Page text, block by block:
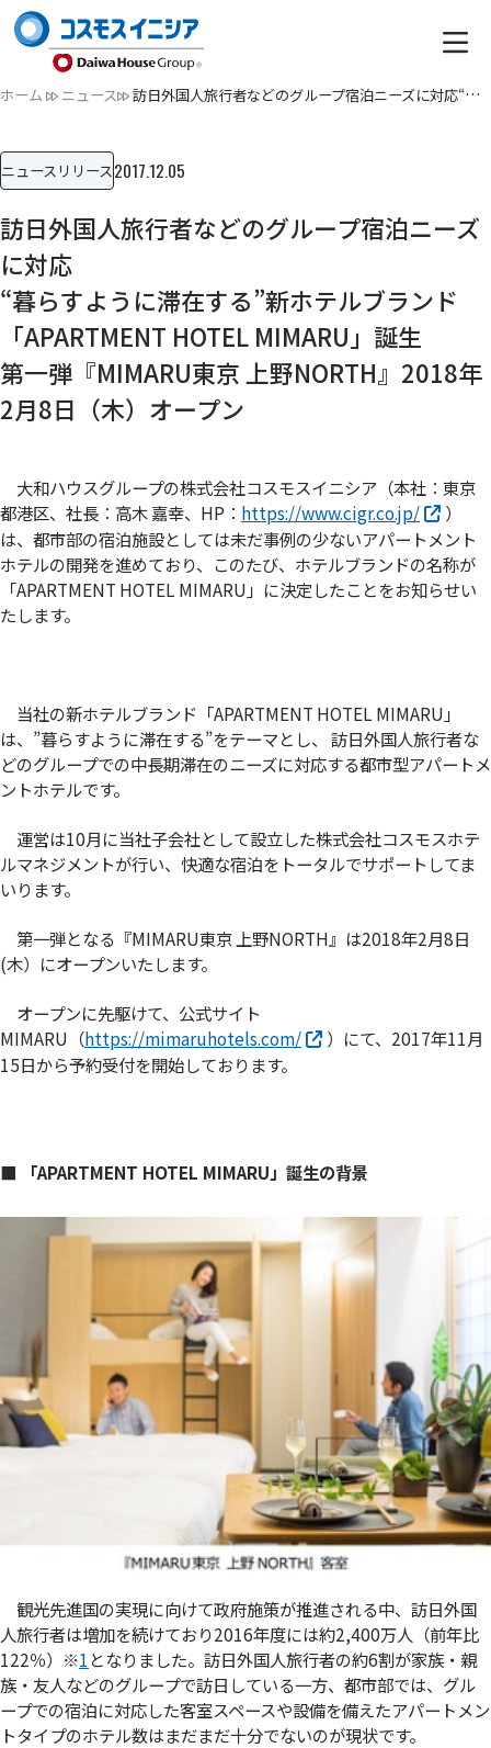
ホーム ニュース 訪日外国人旅行者などのグループ宿泊ニーズに対応“暮らす…
ニュースリリース2017.12.05
訪日外国人旅行者などのグループ宿泊ニーズ
に対応
“暮らすように滞在する”新ホテルブランド
「APARTMENT HOTEL MIMARU」誕生
第一弾『MIMARU東京 上野NORTH』2018年
2月8日（木）オープン
大和ハウスグループの株式会社コスモスイニシア（本社：東京
都港区、社長：高木 嘉幸、HP： https://www.cigr.co.jp/
）
は、都市部の宿泊施設としては未だ事例の少ないアパートメント
ホテルの開発を進めており、このたび、ホテルブランドの名称が
「APARTMENT HOTEL MIMARU」に決定したことをお知らせい
たします。
当社の新ホテルブランド「APARTMENT HOTEL MIMARU」
は、”暮らすように滞在する”をテーマとし、 訪日外国人旅行者な
どのグループでの中長期滞在のニーズに対応する都市型アパートメ
ントホテルです。
運営は10月に当社子会社として設立した株式会社コスモスホテ
ルマネジメントが行い、快適な宿泊をトータルでサポートしてま
いります。
第一弾となる『MIMARU東京 上野NORTH』は2018年2月8日
(木）にオープンいたします。
オープンに先駆けて、公式サイト
MIMARU（https://mimaruhotels.com/
）にて、2017年11月
15日から予約受付を開始しております。
■ 「APARTMENT HOTEL MIMARU」誕生の背景
観光先進国の実現に向けて政府施策が推進される中、訪日外国
人旅行者は増加を続けており2016年度には約2,400万人（前年比
122％） ※1 となりました。訪日外国人旅行者の約6割が家族・親
族・友人などのグループで訪日している一方、都市部では、グル
ープでの宿泊に対応した客室スペースや設備を備えたアパートメン
トタイプのホテル数はまだまだ十分でないのが現状です。